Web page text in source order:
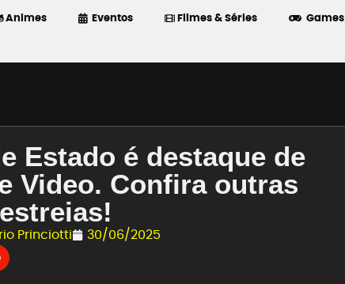
Animes Eventos Filmes & Séries Games
Estado é destaque de
Video. Confira outras
estreias!
Princiotti 30/06/2025